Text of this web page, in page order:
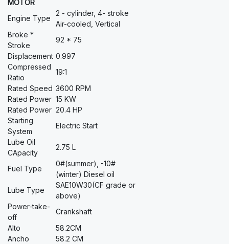
MOTOR
Engine Type
2 - cylinder, 4- stroke
Air-cooled, Vertical
Broke *
Stroke
92 * 75
Displacement 0.997
Compressed
Ratio
19:1
Rated Speed 3600 RPM
Rated Power 15 KW
Rated Power 20.4 HP
Starting
System
Electric Start
Lube Oil
CApacity
2.75 L
Fuel Type
0#(summer), -10#
(winter) Diesel oil
Lube Type
SAE10W30(CF grade or
above)
Power-take-
off
Crankshaft
Alto
58.2CM
Ancho
58.2 CM